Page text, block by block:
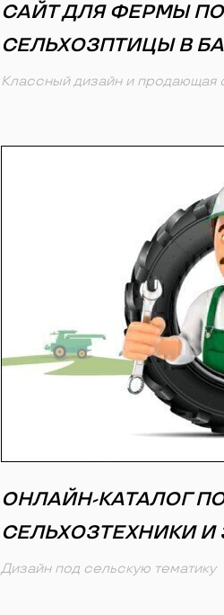
САЙТ ДЛЯ ФЕРМЫ
СЕЛЬХОЗПТИЦЫ В
Классный дизайн и продающая
ОНЛАЙН-КАТАЛОГ
СЕЛЬХОЗТЕХНИКИ И
Дизайн под сельскую тематику